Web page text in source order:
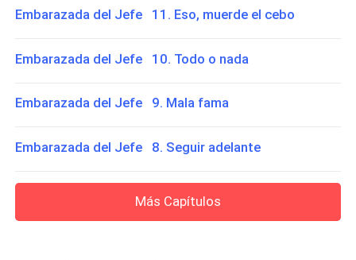
Embarazada del Jefe 11. Eso, muerde el cebo
Embarazada del Jefe 10. Todo o nada
Embarazada del Jefe 9. Mala fama
Embarazada del Jefe 8. Seguir adelante
Más Capítulos